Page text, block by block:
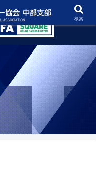
お問い合わせ
検索